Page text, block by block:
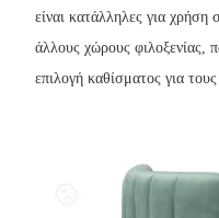
είναι κατάλληλες για χρήση
άλλους χώρους φιλοξενίας,
επιλογή καθίσματος για τους